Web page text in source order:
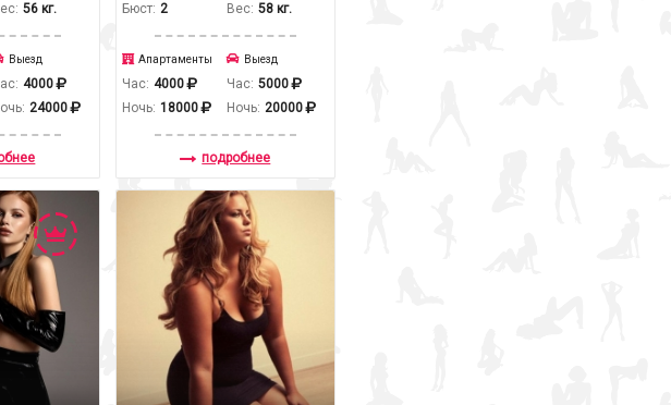
56 кг.
Выезд
4000
24000
Бюст: 2
Вес: 58 кг.
Апартаменты
Час: 4000
Ночь: 18000
Выезд
Час: 5000
Ночь: 20000
подробнее